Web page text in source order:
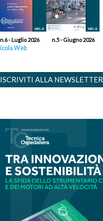
n.6 - Luglio 2026 n.5 - Giugno 2026
Web
ISCRIVITI ALLA NEWSLETTER